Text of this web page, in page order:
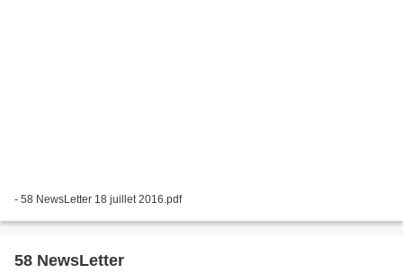
- 58 NewsLetter 18 juillet 2016.pdf
58 NewsLetter